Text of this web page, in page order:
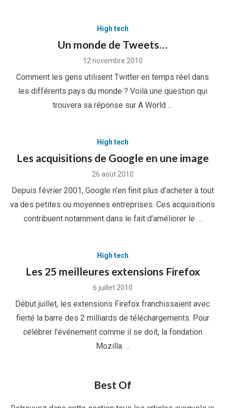
High tech
Un monde de Tweets…
Posted
12 novembre 2010
Comment les gens utilisent Twitter en temps réel dans
les différents pays du monde ? Voilà une question qui
trouvera sa réponse sur A World …
High tech
Les acquisitions de Google en une image
Posted
26 août 2010
Depuis février 2001, Google n’en finit plus d’acheter à tout
va des petites ou moyennes entreprises. Ces acquisitions
contribuent notamment dans le fait d’améliorer le …
High tech
Les 25 meilleures extensions Firefox
Posted
6 juillet 2010
Début juillet, les extensions Firefox franchissaient avec
fierté la barre des 2 milliards de téléchargements. Pour
célébrer l’événement comme il se doit, la fondation
Mozilla …
Best Of